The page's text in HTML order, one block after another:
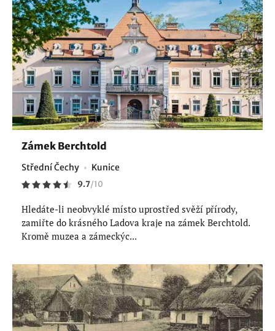
Zámek Berchtold
Střední Čechy Kunice
9.7/10
Hledáte-li neobvyklé místo uprostřed svěží přírody,
zamiřte do krásného Ladova kraje na zámek Berchtold.
Kromě muzea a zámeckýc...